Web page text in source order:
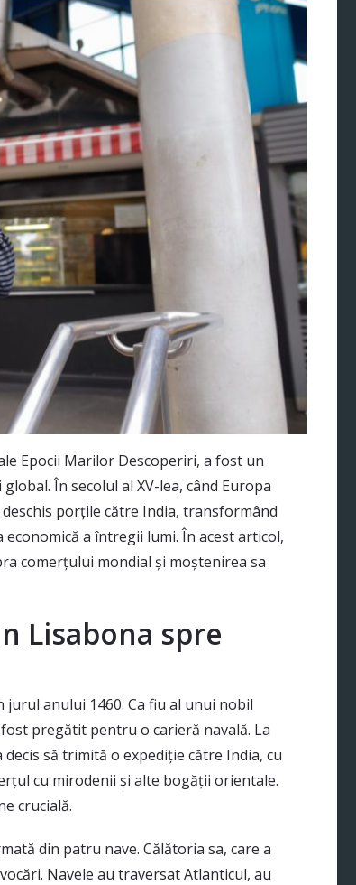
Epocii Marilor Descoperiri, a fost un
În secolul al XV-lea, când Europa
porțile către India, transformând
a întregii lumi. În acest articol,
comerțului mondial și moștenirea sa
Lisabona spre
jurul anului 1460. Ca fiu al unui nobil
pregătit pentru o carieră navală. La
să trimită o expediție către India, cu
cu mirodenii și alte bogății orientale.
crucială.
din patru nave. Călătoria sa, care a
Navele au traversat Atlanticul, au